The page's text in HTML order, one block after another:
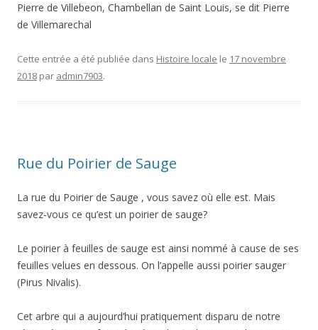
Pierre de Villebeon, Chambellan de Saint Louis, se dit Pierre
de Villemarechal
Cette entrée a été publiée dans Histoire locale le 17 novembre
2018 par admin7903.
Rue du Poirier de Sauge
La rue du Poirier de Sauge , vous savez où elle est. Mais
savez-vous ce qu’est un poirier de sauge?
Le poirier à feuilles de sauge est ainsi nommé à cause de ses
feuilles velues en dessous. On l’appelle aussi poirier sauger
(Pirus Nivalis).
Cet arbre qui a aujourd’hui pratiquement disparu de notre